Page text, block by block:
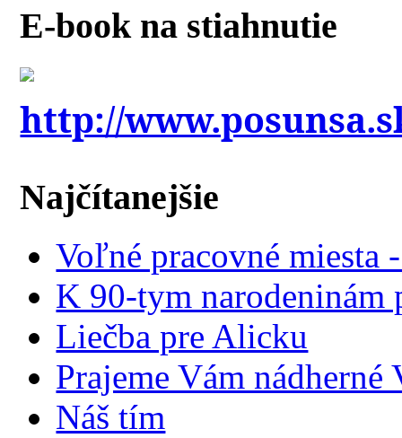
E-book na stiahnutie
http://
Najčítanejšie
Voľné pracovné miesta
K 90-tym narodeninám
Liečba pre Alicku
Prajeme Vám
Náš tím